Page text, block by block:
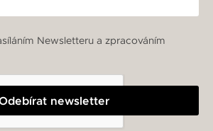
newsletter
Newsletteru a zpracováním